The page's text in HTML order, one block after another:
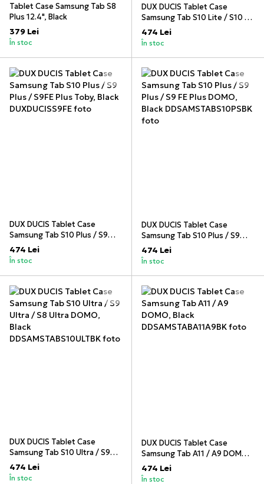
Tablet Case Samsung Tab S8
Plus 12.4", Black
379 Lei
În stoc
DUX DUCIS Tablet Case
Samsung Tab S10 Lite / S10 FE
/ S9 / S9 FE Toby, Black
474 Lei
În stoc
DUX DUCIS Tablet Case
Samsung Tab S10 Plus / S9
Plus / S9FE Plus Toby, Black
474 Lei
În stoc
DUX DUCIS Tablet Case
Samsung Tab S10 Plus / S9
Plus / S9 FE Plus DOMO, Black
474 Lei
În stoc
DUX DUCIS Tablet Case
Samsung Tab S10 Ultra / S9
Ultra / S8 Ultra DOMO, Black
474 Lei
În stoc
DUX DUCIS Tablet Case
Samsung Tab A11 / A9 DOMO,
Black
474 Lei
În stoc